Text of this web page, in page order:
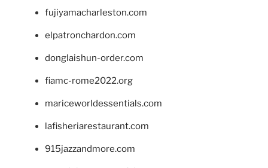
fujiyamacharleston.com
elpatronchardon.com
donglaishun-order.com
fiamc-rome2022.org
mariceworldessentials.com
lafisheriarestaurant.com
915jazzandmore.com